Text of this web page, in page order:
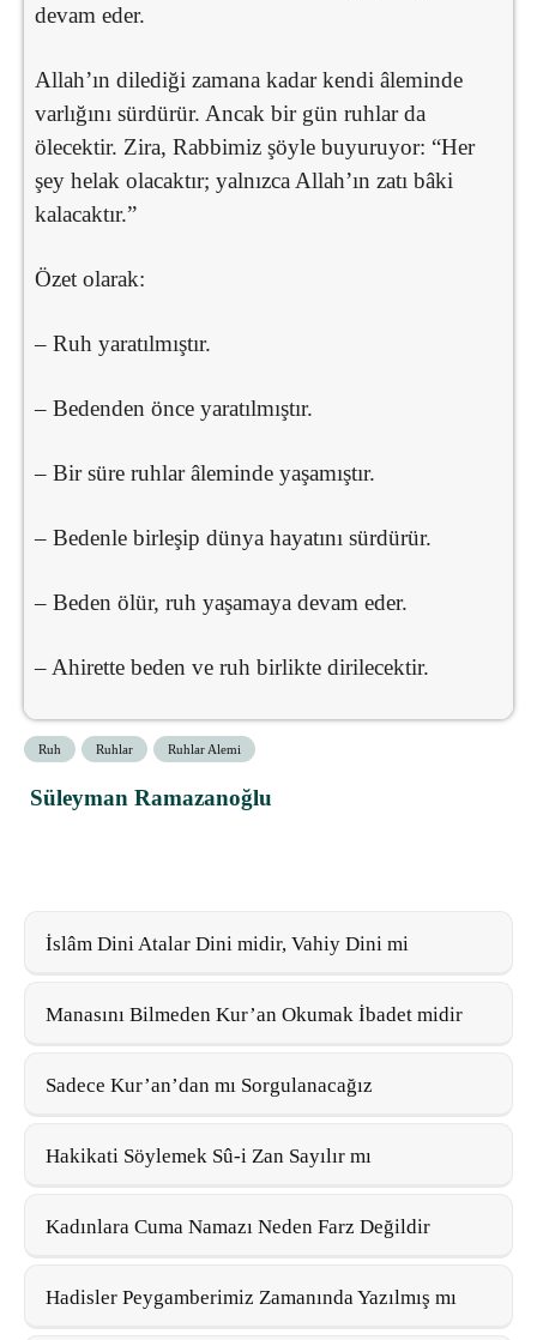
devam eder.
Allah’ın dilediği zamana kadar kendi âleminde
varlığını sürdürür. Ancak bir gün ruhlar da
ölecektir. Zira, Rabbimiz şöyle buyuruyor: “Her
şey helak olacaktır; yalnızca Allah’ın zatı bâki
kalacaktır.”
Özet olarak:
– Ruh yaratılmıştır.
– Bedenden önce yaratılmıştır.
– Bir süre ruhlar âleminde yaşamıştır.
– Bedenle birleşip dünya hayatını sürdürür.
– Beden ölür, ruh yaşamaya devam eder.
– Ahirette beden ve ruh birlikte dirilecektir.
Ruh Ruhlar Ruhlar Alemi
Süleyman Ramazanoğlu
İslâm Dini Atalar Dini midir, Vahiy Dini mi
Manasını Bilmeden Kur’an Okumak İbadet midir
Sadece Kur’an’dan mı Sorgulanacağız
Hakikati Söylemek Sû-i Zan Sayılır mı
Kadınlara Cuma Namazı Neden Farz Değildir
Hadisler Peygamberimiz Zamanında Yazılmış mı